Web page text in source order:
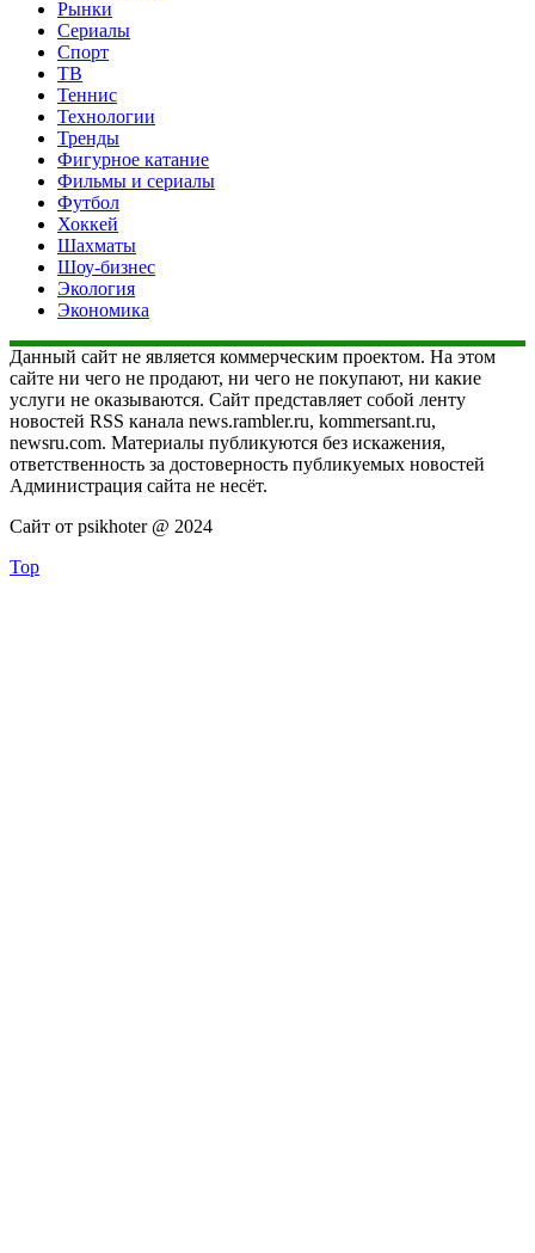
Рынки
Сериалы
Спорт
ТВ
Теннис
Технологии
Тренды
Фигурное катание
Фильмы и сериалы
Футбол
Хоккей
Шахматы
Шоу-бизнес
Экология
Экономика
Данный сайт не является коммерческим проектом. На этом
сайте ни чего не продают, ни чего не покупают, ни какие
услуги не оказываются. Сайт представляет собой ленту
новостей RSS канала news.rambler.ru, kommersant.ru,
newsru.com. Материалы публикуются без искажения,
ответственность за достоверность публикуемых новостей
Администрация сайта не несёт.
Сайт от psikhoter @ 2024
Top